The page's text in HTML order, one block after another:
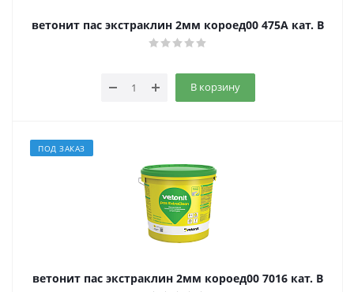
ветонит пас экстраклин 2мм короед00 475A кат. B
В корзину
ПОД ЗАКАЗ
ветонит пас экстраклин 2мм короед00 7016 кат. B